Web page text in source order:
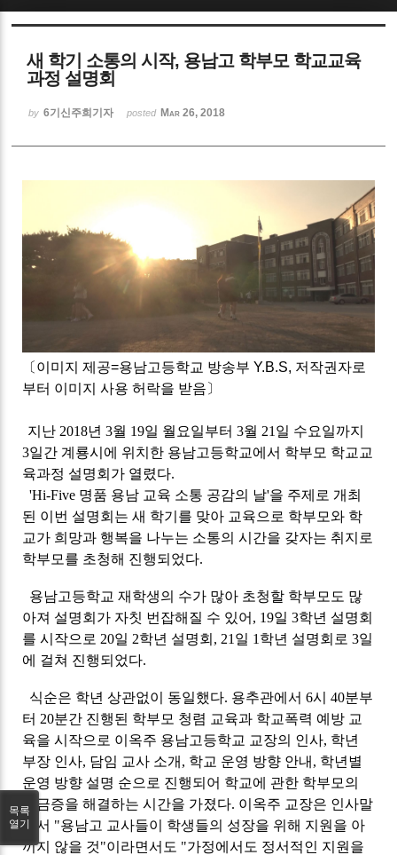
새 학기 소통의 시작, 용남고 학부모 학교교육
과정 설명회
by 6기신주희기자 posted Mar 26, 2018
〔이미지 제공=용남고등학교 방송부 Y.B.S, 저작권자로
부터 이미지 사용 허락을 받음〕
지난 2018년 3월 19일 월요일부터 3월 21일 수요일까지
3일간 계룡시에 위치한 용남고등학교에서 학부모 학교교
육과정 설명회가 열렸다.
'Hi-Five 명품 용남 교육 소통 공감의 날'을 주제로 개최
된 이번 설명회는 새 학기를 맞아 교육으로 학부모와 학
교가 희망과 행복을 나누는 소통의 시간을 갖자는 취지로
학부모를 초청해 진행되었다.
용남고등학교 재학생의 수가 많아 초청할 학부모도 많
아져 설명회가 자칫 번잡해질 수 있어, 19일 3학년 설명회
를 시작으로 20일 2학년 설명회, 21일 1학년 설명회로 3일
에 걸쳐 진행되었다.
식순은 학년 상관없이 동일했다. 용추관에서 6시 40분부
터 20분간 진행된 학부모 청렴 교육과 학교폭력 예방 교
육을 시작으로 이옥주 용남고등학교 교장의 인사, 학년
부장 인사, 담임 교사 소개, 학교 운영 방향 안내, 학년별
운영 방향 설명 순으로 진행되어 학교에 관한 학부모의
궁금증을 해결하는 시간을 가졌다. 이옥주 교장은 인사말
에서 "용남고 교사들이 학생들의 성장을 위해 지원을 아
끼지 않을 것"이라면서도 "가정에서도 정서적인 지원을
목록
열기
Sketchbook5, 스케치북5
Sketchbook5, 스케치북5